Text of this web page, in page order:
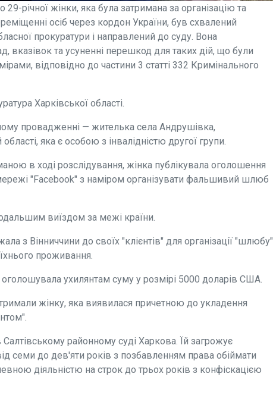
річної жінки, яка була затримана за організацію та
осіб через кордон України, був схвалений
прокуратури і направлений до суду. Вона
вказівок та усуненні перешкод для таких дій, що були
відповідно до частини 3 статті 332 Кримінального
Харківської області.
провадженні — жителька села Андрушівка,
яка є особою з інвалідністю другої групи.
в ході розслідування, жінка публікувала оголошення
"Facebook" з наміром організувати фальшивий шлюб
виїздом за межі країни.
з Вінниччини до своїх "клієнтів" для організації "шлюбу"
проживання.
оголошувала ухилянтам суму у розмірі 5000 доларів США.
жінку, яка виявилася причетною до укладення
районному суді Харкова. Їй загрожує
семи до дев'яти років з позбавленням права обіймати
діяльністю на строк до трьох років з конфіскацією